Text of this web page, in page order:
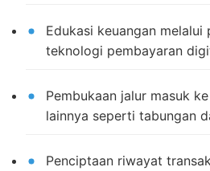
Edukasi keuangan
teknologi pembayaran
Pembukaan jalur masuk
lainnya seperti tabungan
Penciptaan riwayat